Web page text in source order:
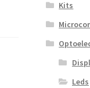
Kits
Leds